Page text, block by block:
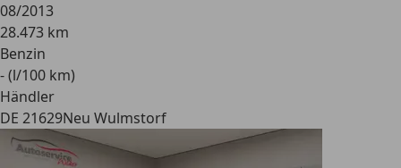
08/2013
28.473 km
Benzin
- (l/100 km)
Händler
DE 21629Neu Wulmstorf